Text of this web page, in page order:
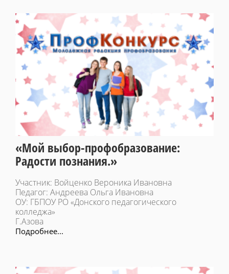
«Мой выбор-профобразование:
Радости познания.»
Участник: Войценко Вероника Ивановна
Педагог: Андреева Ольга Ивановна
ОУ: ГБПОУ РО «Донского педагогического
колледжа»
Г.Азова
Подробнее...